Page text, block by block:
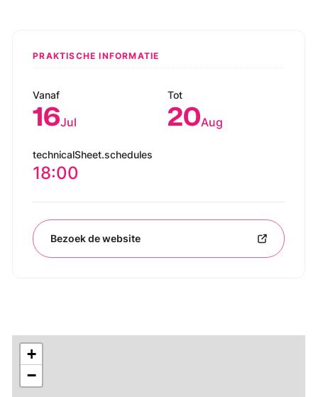
PRAKTISCHE INFORMATIE
Vanaf
16Jul
Tot
20Aug
technicalSheet.schedules
18:00
Bezoek de website
+
−